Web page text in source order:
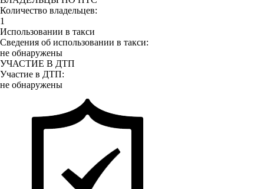
Количество владельцев:
1
Использовании в такси
Сведения об использовании в такси:
не обнаружены
УЧАСТИЕ В ДТП
Участие в ДТП:
не обнаружены